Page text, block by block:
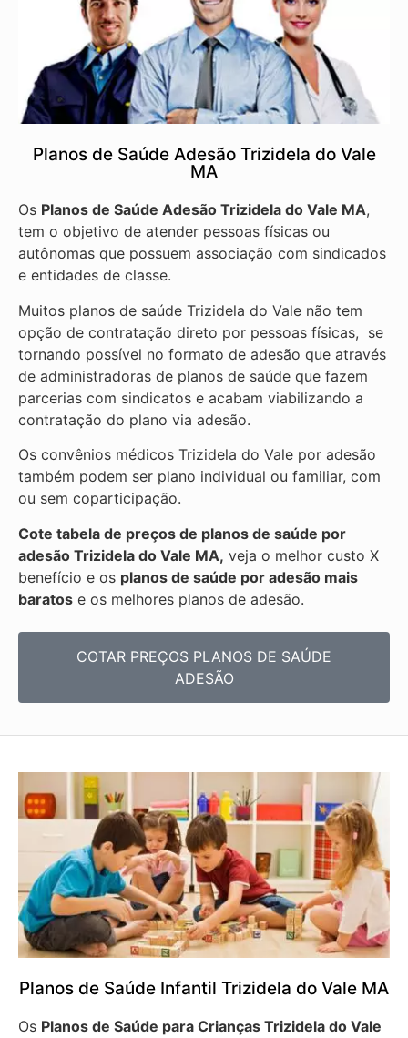
Planos de Saúde Adesão Trizidela do Vale
MA
Os Planos de Saúde Adesão Trizidela do Vale MA,
tem o objetivo de atender pessoas físicas ou
autônomas que possuem associação com sindicados
e entidades de classe.
Muitos planos de saúde Trizidela do Vale não tem
opção de contratação direto por pessoas físicas, se
tornando possível no formato de adesão que através
de administradoras de planos de saúde que fazem
parcerias com sindicatos e acabam viabilizando a
contratação do plano via adesão.
Os convênios médicos Trizidela do Vale por adesão
também podem ser plano individual ou familiar, com
ou sem coparticipação.
Cote tabela de preços de planos de saúde por
adesão Trizidela do Vale MA, veja o melhor custo X
benefício e os planos de saúde por adesão mais
baratos e os melhores planos de adesão.
COTAR PREÇOS PLANOS DE SAÚDE
ADESÃO
Planos de Saúde Infantil Trizidela do Vale MA
Os Planos de Saúde para Crianças Trizidela do Vale